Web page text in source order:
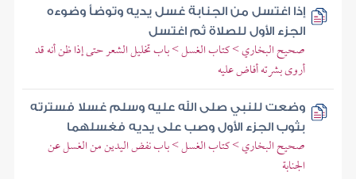
إذا اغتسل من الجنابة غسل يديه وتوضأ وضوءه
الجزء الأول للصلاة ثم اغتسل
صحيح البخاري > كتاب الغسل > باب تخليل الشعر حتى إذا ظن أنه قد
أروى بشرته أفاض عليه
وضعت للنبي صلى الله عليه وسلم غسلا فسترته
بثوب الجزء الأول وصب على يديه فغسلهما
صحيح البخاري > كتاب الغسل > باب نفض اليدين من الغسل عن
الجنابة